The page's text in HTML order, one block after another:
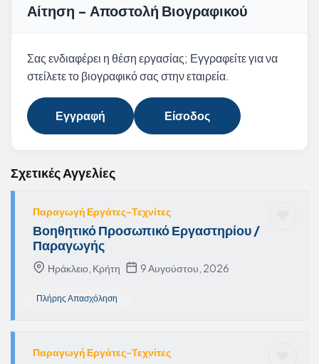
Αίτηση - Αποστολή Βιογραφικού
Σας ενδιαφέρει η θέση εργασίας; Εγγραφείτε για να
στείλετε το βιογραφικό σας στην εταιρεία.
Εγγραφή Είσοδος
Σχετικές Αγγελίες
Παραγωγή Εργάτες-Τεχνίτες
Βοηθητικό Προσωπικό Εργαστηρίου /
Παραγωγής
Ηράκλειο, Κρήτη 9 Αυγούστου, 2026
Πλήρης Απασχόληση
Παραγωγή Εργάτες-Τεχνίτες